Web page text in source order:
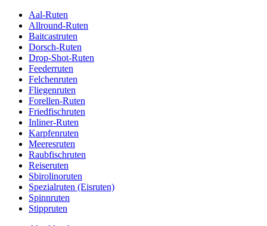
Aal-Ruten
Allround-Ruten
Baitcastruten
Dorsch-Ruten
Drop-Shot-Ruten
Feederruten
Felchenruten
Fliegenruten
Forellen-Ruten
Friedfischruten
Inliner-Ruten
Karpfenruten
Meeresruten
Raubfischruten
Reiseruten
Sbirolinoruten
Spezialruten (Eisruten)
Spinnruten
Stippruten